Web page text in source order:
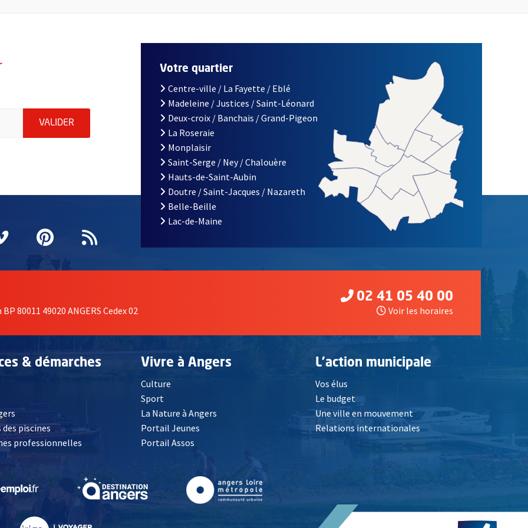
indiquez votre email (champ obligatoire)
VALIDER ENVOYER MA DEMANDE D'INSCRIPTION À LA LETTRE D'INFORMATION DE LA VILLE D'ANGERS
fenêtrefenêtre
une nouvelle fenêtre
Vimeo
, Ouvre une nouvelle fenêtre
Pinterest
, Ouvre une nouvelle fenêtre
Flux RSS
Votre quartier
Centre-ville / La Fayette / Eblé
Madeleine / Justices / Saint-Léonard
Deux-croix / Banchais / Grand-Pigeon
La Roseraie
Monplaisir
Saint-Serge / Ney / Chalouère
Hauts-de-Saint-Aubin
Doutre / Saint-Jacques / Nazareth
Belle-Beille
Lac-de-Maine
80011 49020 ANGERS Cedex 02
02 41 05 40 00
Voir les horaires
& démarches
, Ouvre une nouvelle fenêtre
piscines
professionnelles
Vivre à Angers
Culture
Sport
La Nature à Angers
Portail Jeunes
Portail Assos
L'action municipale
Vos élus
Le budget
Une ville en mouvement
Relations internationales
fenêtre , Ouvre une nouvelle fenêtre , Ouvre une nouvelle fenêtre, Ouvre une nouvelle fenêtre